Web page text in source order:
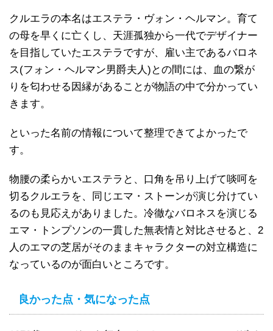
クルエラの本名はエステラ・ヴォン・ヘルマン。育て
の母を早くに亡くし、天涯孤独から一代でデザイナー
を目指していたエステラですが、雇い主であるバロネ
ス(フォン・ヘルマン男爵夫人)との間には、血の繋が
りを匂わせる因縁があることが物語の中で分かってい
きます。
といった名前の情報について整理できてよかったで
す。
物腰の柔らかいエステラと、口角を吊り上げて啖呵を
切るクルエラを、同じエマ・ストーンが演じ分けてい
るのも見応えがありました。冷徹なバロネスを演じる
エマ・トンプソンの一貫した無表情と対比させると、2
人のエマの芝居がそのままキャラクターの対立構造に
なっているのが面白いところです。
良かった点・気になった点